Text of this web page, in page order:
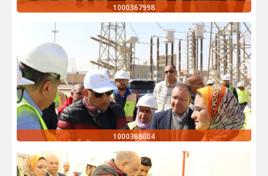
1000367998
1000368004